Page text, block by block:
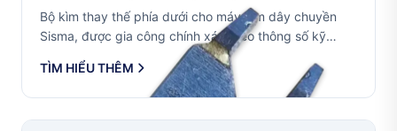
Bộ kìm thay thế phía dưới cho máy làm dây chuyền
Sisma, được gia công chính xác theo thông số kỹ
thuật OEM. Có sẵn với nhiều kích cỡ dây bao gồm
0.40mm (0.60mm1.08mm), 0.35mm
(0.53mm0.95mm) và 0.275mm...
TÌM HIỂU THÊM